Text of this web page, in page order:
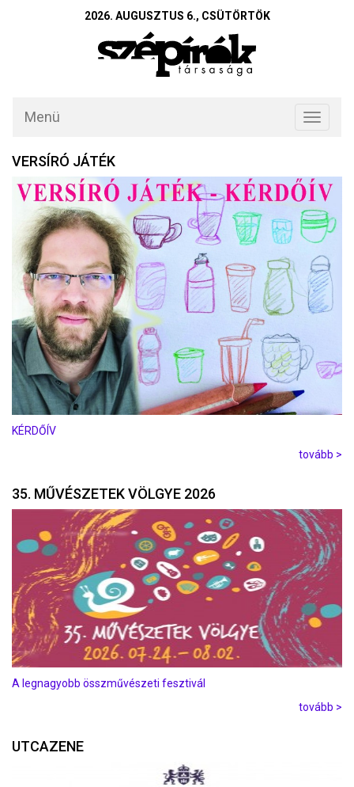
2026. AUGUSZTUS 6., CSÜTÖRTÖK
Toggle
Menü
VERSÍRÓ JÁTÉK
KÉRDŐÍV
tovább >
35. MŰVÉSZETEK VÖLGYE 2026
A legnagyobb összművészeti fesztivál
tovább >
UTCAZENE